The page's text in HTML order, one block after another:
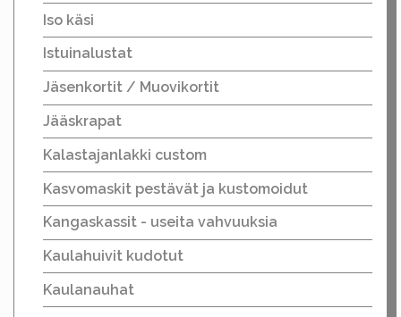
Iso käsi
Istuinalustat
Jäsenkortit / Muovikortit
Jääskrapat
Kalastajanlakki custom
Kasvomaskit pestävät ja kustomoidut
Kangaskassit - useita vahvuuksia
Kaulahuivit kudotut
Kaulanauhat